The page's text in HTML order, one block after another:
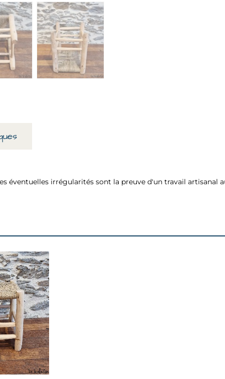
éventuelles irrégularités sont la preuve d'un travail artisanal